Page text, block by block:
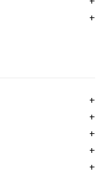
+
+
+
+
+
+